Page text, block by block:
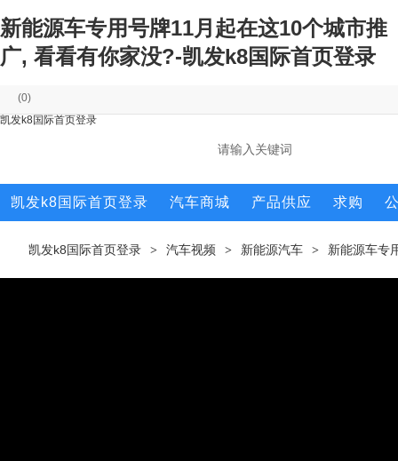
新能源车专用号牌11月起在这10个城市推
广, 看看有你家没?-凯发k8国际首页登录
(0)
凯发k8国际首页登录
凯发k8国际首页登录 汽车商城 产品供应 求购
凯发k8国际首页登录 > 汽车视频 > 新能源汽车 > 新能源车专